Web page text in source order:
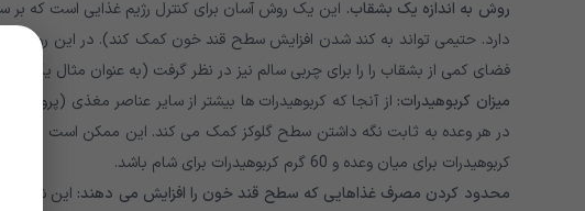
روش به اندازه یک بشقاب. این یک روش آسان برای کنترل رژیم غذایی است که بر
دارد. حتیمی تواند به کند شدن افزایش سطح قند خون کمک کند). در این
فضای کمی از بشقاب را را برای چربی سالم نیز در نظر گرفت (به عنوان مثال یک
میزان کربوهیدرات: از آنجا که کربوهیدرات ها بیشتر از سایر عناصر مغذی
کربوهیدرات برای میان وعده و 60 گرم کربوهیدرات برای شام باشد.
محدود کردن مصرف غذاهایی که سطح قند خون را افزایش می دهند: این شامل